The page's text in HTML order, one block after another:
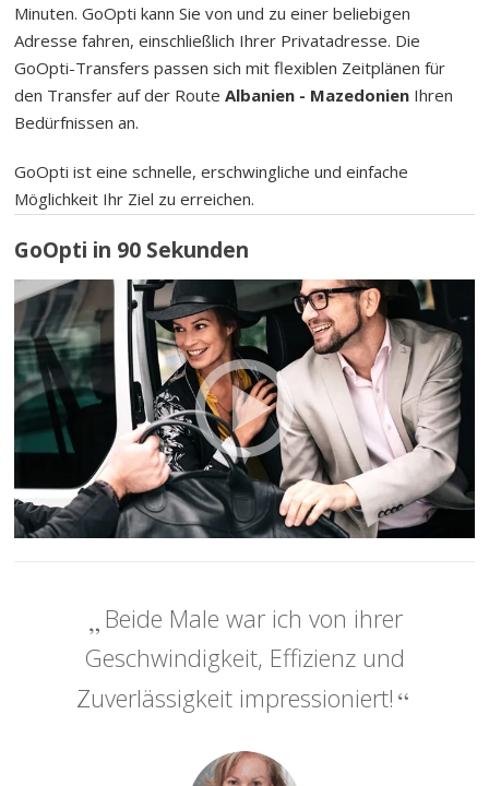
Minuten. GoOpti kann Sie von und zu einer beliebigen
Adresse fahren, einschließlich Ihrer Privatadresse. Die
GoOpti-Transfers passen sich mit flexiblen Zeitplänen für
den Transfer auf der RouteAlbanien - Mazedonien Ihren
Bedürfnissen an.
GoOpti ist eine schnelle, erschwingliche und einfache
Möglichkeit Ihr Ziel zu erreichen.
GoOpti in 90 Sekunden
Beide Male war ich von ihrer
Geschwindigkeit, Effizienz und
Zuverlässigkeit impressioniert!